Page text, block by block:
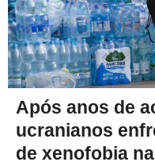
Após anos de
ucranianos
de xenofobia